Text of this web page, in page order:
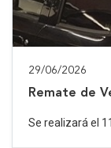
29/06/2026
Remate de
Se realizará el